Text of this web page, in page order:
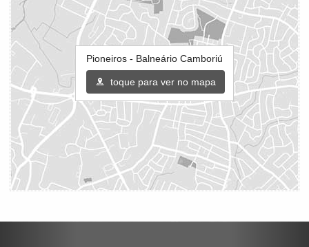
Pioneiros - Balneário Camboriú
toque para ver no mapa